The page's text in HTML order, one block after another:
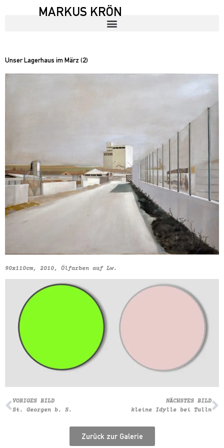
MARKUS KRÖN
Unser Lagerhaus im März (2)
90x110cm, 2010, Ölfarben auf Lw.
VORIGES BILD
St. Georgen b. S.
NÄCHSTES BILD
kleine Idylle bei Tulln
Zurück zur Galerie